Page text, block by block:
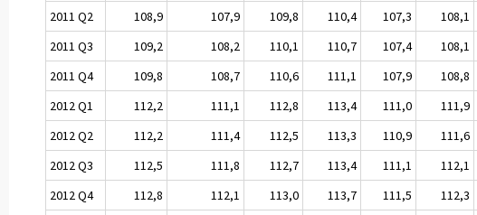
2011 Q2
108,9 107,9 109,8 110,4 107,3 108,1
2011 Q3
109,2 108,2 110,1 110,7 107,4 108,1
2011 Q4
109,8 108,7 110,6 111,1 107,9 108,8
2012 Q1
112,2 111,1 112,8 113,4 111,0 111,9
2012 Q2
112,2 111,4 112,5 113,3 110,9 111,6
2012 Q3
112,5 111,8 112,7 113,4 111,1 112,1
2012 Q4
112,8 112,1 113,0 113,7 111,5 112,3